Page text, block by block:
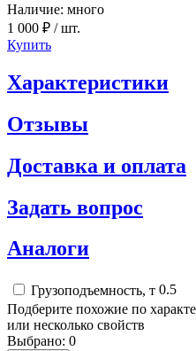
Наличие: много
1 000 ₽ / шт.
Купить
Характеристики
Отзывы
Доставка и оплата
Задать вопрос
Аналоги
Грузоподъемность, т 0.5
Подберите похожие по
или несколько свойств
Выбрано: 0